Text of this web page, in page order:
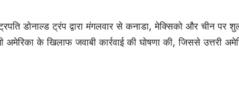
डोनाल्ड ट्रंप द्वारा मंगलवार से कनाडा, मेक्सिको और चीन पर
के खिलाफ जवाबी कार्रवाई की घोषणा की, जिससे उत्तरी